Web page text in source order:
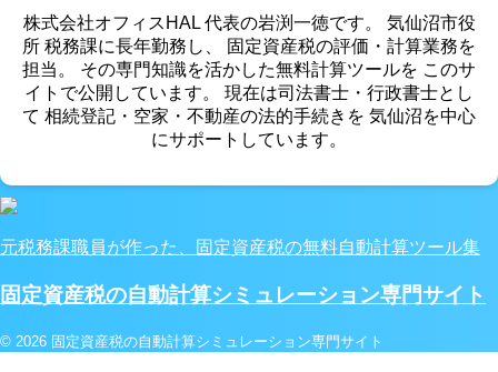
株式会社オフィスHAL 代表の岩渕一徳です。 気仙沼市役
所 税務課に長年勤務し、 固定資産税の評価・計算業務を
担当。 その専門知識を活かした無料計算ツールを このサ
イトで公開しています。 現在は司法書士・行政書士とし
て 相続登記・空家・不動産の法的手続きを 気仙沼を中心
にサポートしています。
元税務課職員が作った、固定資産税の無料自動計算ツール集
固定資産税の自動計算シミュレーション専門サイト
© 2026 固定資産税の自動計算シミュレーション専門サイト